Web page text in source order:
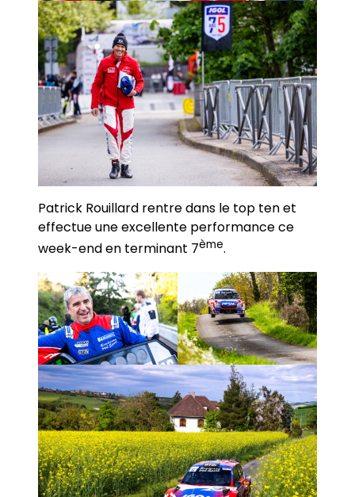
Patrick Rouillard rentre dans le top ten et
effectue une excellente performance ce
week-end en terminant 7ème.